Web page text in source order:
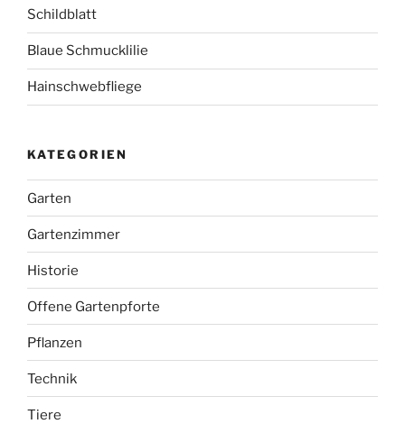
Schildblatt
Blaue Schmucklilie
Hainschwebfliege
KATEGORIEN
Garten
Gartenzimmer
Historie
Offene Gartenpforte
Pflanzen
Technik
Tiere